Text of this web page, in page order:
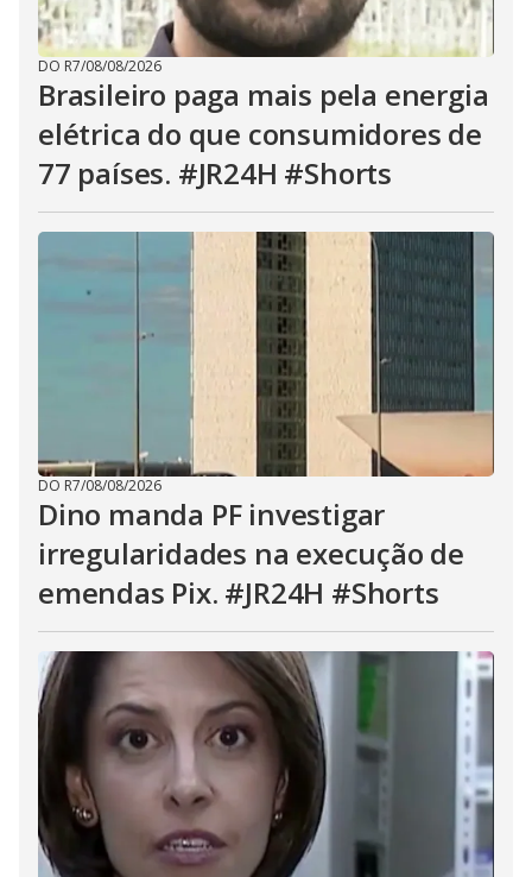
DO R7/08/08/2026
Brasileiro paga mais pela energia
elétrica do que consumidores de
77 países. #JR24H #Shorts
DO R7/08/08/2026
Dino manda PF investigar
irregularidades na execução de
emendas Pix. #JR24H #Shorts